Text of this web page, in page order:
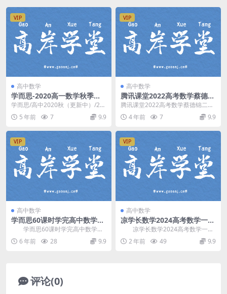
VIP
高中数学
学而思-2020高一数学秋季班-
目标清北班-问延炜（必修一
+必修四）（4.38G高清视频百
度云）
学而思/高中2020秋（更新中）/20
20高一秋季学/高一目标清北班（必
修一+必...
5 年前 7 9.9
VIP
高中数学
腾讯课堂2022高考数学蔡德锦
二轮复习模块一：拔高题型训
练 百度网盘分享
腾讯课堂2022高考数学蔡德锦二轮
复习模块一：拔高题型训练课，百
度网盘高考数学复...
4 年前 7 9.9
VIP
高中数学
学而思60课时学完高中数学
（含讲义）（8.6G高清视频）
百度网盘
学而思60课时学完高中数学，
含讲义，百度网盘8.6G高清视频。
资源目录 ...
6 年前 28 9.9
VIP
高中数学
凉学长数学2024高考数学一轮
系统班(直播+录播) 百度网盘
分享
凉学长数学2024高考数学一轮
系统班，录播课+直播课形式，包
含：高中数学课本...
2 年前 49 9.9
评论(0)